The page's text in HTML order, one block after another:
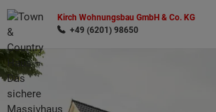
Kirch Wohnungsbau GmbH & Co. KG
+49 (6201) 98650
Wonach möchten Sie suchen?